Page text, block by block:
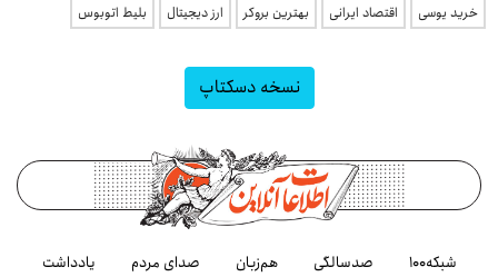
خرید یوسی
اقتصاد ایرانی بهترین بروکر ارز دیجیتال بلیط اتوبوس
نسخه دسکتاپ
شبکه۱۰۰ صدسالگی هم‌زبان صدای مردم یادداشت